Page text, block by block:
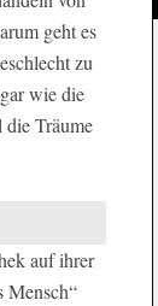
geht es
zu
wie die
die Träume
auf ihrer
Mensch“